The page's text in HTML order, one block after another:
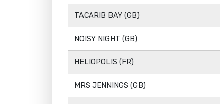
TACARIB BAY (GB)
NOISY NIGHT (GB)
HELIOPOLIS (FR)
MRS JENNINGS (GB)